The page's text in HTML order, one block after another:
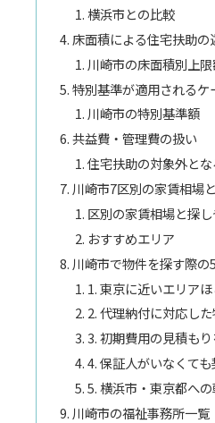
横浜市との比較
床面積による住宅扶助の
川崎市の床面積別上限
特別基準が適用されるケ
川崎市の特別基準額
共益費・管理費の扱い
住宅扶助の対象外と
川崎市7区別の家賃相場
区別の家賃相場と探
おすすめエリア
川崎市で物件を探す際の
1. 東京に近いエリア
2. 代理納付に対応し
3. 初期費用の見積も
4. 保証人がいなくて
5. 横浜市・東京都へ
川崎市の福祉事務所一覧